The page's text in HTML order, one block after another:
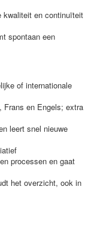
kwaliteit en continuïteit
spontaan een
of internationale
Frans en Engels; extra
leert snel nieuwe
processen en gaat
het overzicht, ook in